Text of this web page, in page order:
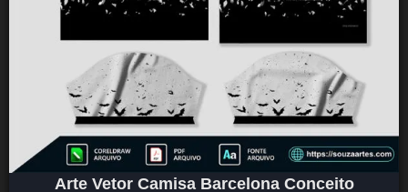
Arte Vetor Camisa Barcelona Conceito